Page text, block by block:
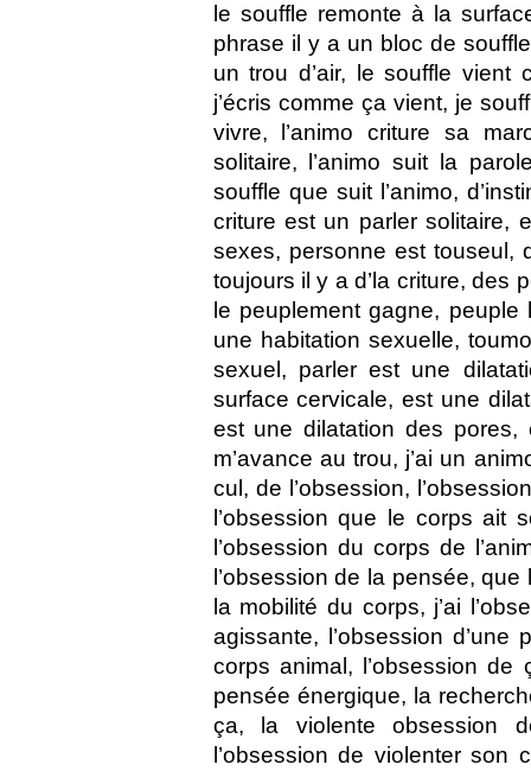
le souffle remonte à la
phrase il y a un bloc de
un trou d’air, le souffle vient
j’écris comme ça vient, je
vivre, l’animo criture sa
solitaire, l’animo suit la
souffle que suit l’animo,
criture est un parler solitaire,
sexes, personne est touseul,
toujours il y a d’la criture, des
le peuplement gagne,
une habitation sexuelle,
sexuel, parler est une
surface cervicale, est une
est une dilatation des
m’avance au trou, j’ai un
cul, de l’obsession,
l’obsession que le corps
l’obsession du corps de
l’obsession de la pensée,
la mobilité du corps, j’ai
agissante, l’obsession
corps animal, l’obsession de
pensée énergique, la
ça, la violente obsession
l’obsession de violenter son